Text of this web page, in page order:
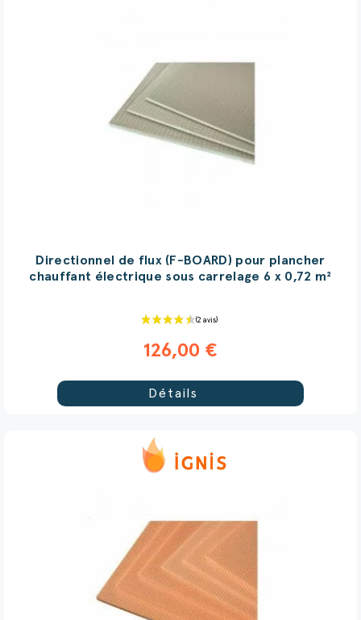
Directionnel de flux (F-BOARD) pour plancher
chauffant électrique sous carrelage 6 x 0,72 m²
126,00 €
Détails